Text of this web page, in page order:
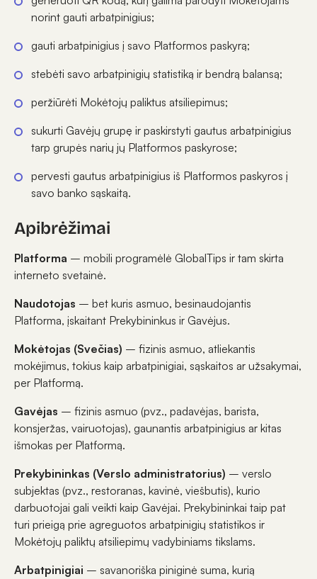
norint gauti arbatpinigius;
gauti arbatpinigius į savo Platformos paskyrą;
stebėti savo arbatpinigių statistiką ir bendrą balansą;
peržiūrėti Mokėtojų paliktus atsiliepimus;
sukurti Gavėjų grupę ir paskirstyti gautus arbatpinigius
tarp grupės narių jų Platformos paskyrose;
pervesti gautus arbatpinigius iš Platformos paskyros į
savo banko sąskaitą.
Apibrėžimai
Platforma – mobili programėlė GlobalTips ir tam skirta
interneto svetainė.
Naudotojas – bet kuris asmuo, besinaudojantis
Platforma, įskaitant Prekybininkus ir Gavėjus.
Mokėtojas (Svečias) – fizinis asmuo, atliekantis
mokėjimus, tokius kaip arbatpinigiai, sąskaitos ar užsakymai,
per Platformą.
Gavėjas – fizinis asmuo (pvz., padavėjas, barista,
konsjeržas, vairuotojas), gaunantis arbatpinigius ar kitas
išmokas per Platformą.
Prekybininkas (Verslo administratorius) – verslo
subjektas (pvz., restoranas, kavinė, viešbutis), kurio
darbuotojai gali veikti kaip Gavėjai. Prekybininkai taip pat
turi prieigą prie agreguotos arbatpinigių statistikos ir
Mokėtojų paliktų atsiliepimų vadybiniams tikslams.
Arbatpinigiai – savanoriška piniginė suma, kurią